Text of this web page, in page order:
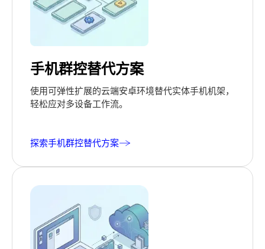
手机群控替代方案
使用可弹性扩展的云端安卓环境替代实体手机机架，
轻松应对多设备工作流。
探索手机群控替代方案